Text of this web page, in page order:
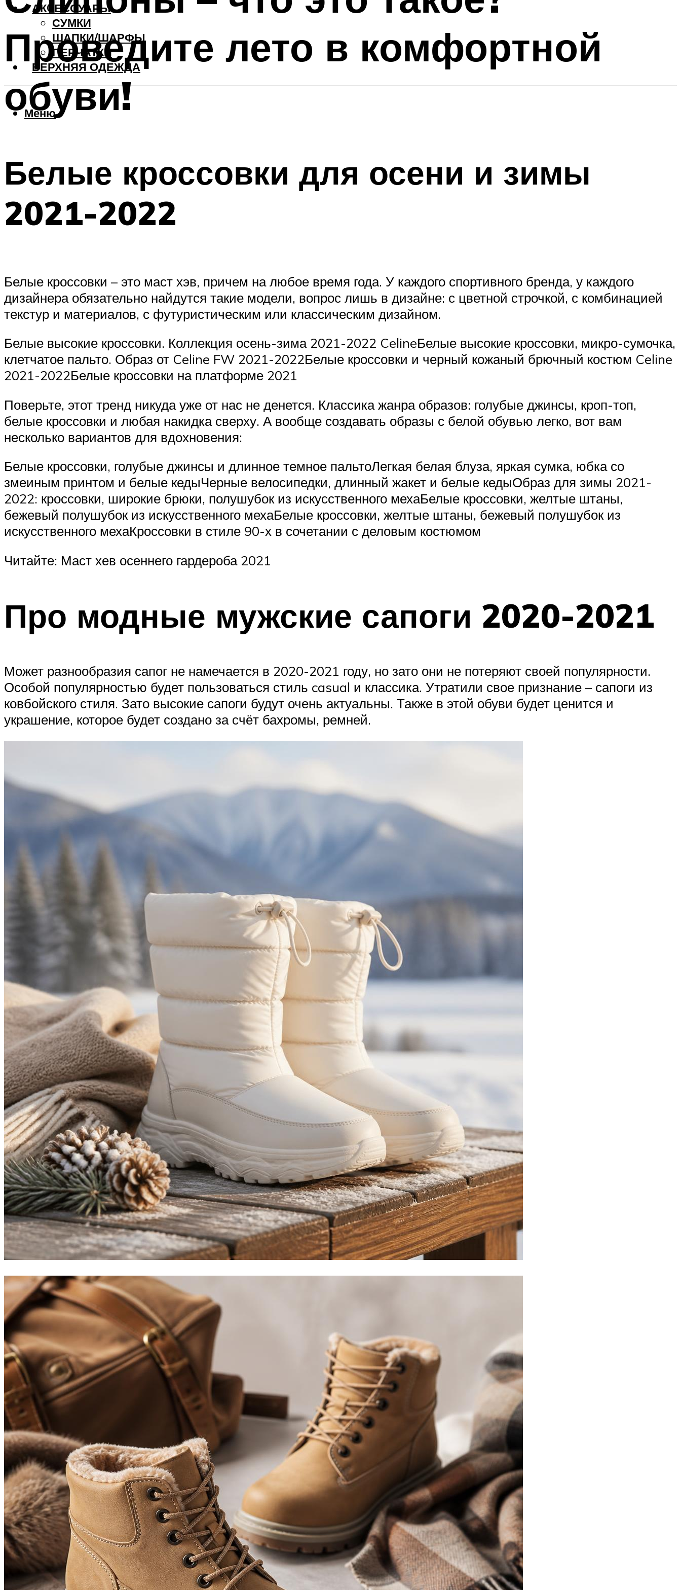
АКCЕССУАРЫ
СУМКИ
ШАПКИ/ШАРФЫ
ПЕРЧАТКИ
ВЕРХНЯЯ ОДЕЖДА
Меню
Проведите лето в комфортной
обуви!
Белые кроссовки для осени и зимы
2021-2022
Белые кроссовки – это маст хэв, причем на любое время года. У каждого спортивного бренда, у каждого
дизайнера обязательно найдутся такие модели, вопрос лишь в дизайне: с цветной строчкой, с комбинацией
текстур и материалов, с футуристическим или классическим дизайном.
Белые высокие кроссовки. Коллекция осень-зима 2021-2022 CelineБелые высокие кроссовки, микро-сумочка,
клетчатое пальто. Образ от Celine FW 2021-2022Белые кроссовки и черный кожаный брючный костюм Celine
2021-2022Белые кроссовки на платформе 2021
Поверьте, этот тренд никуда уже от нас не денется. Классика жанра образов: голубые джинсы, кроп-топ,
белые кроссовки и любая накидка сверху. А вообще создавать образы с белой обувью легко, вот вам
несколько вариантов для вдохновения:
Белые кроссовки, голубые джинсы и длинное темное пальтоЛегкая белая блуза, яркая сумка, юбка со
змеиным принтом и белые кедыЧерные велосипедки, длинный жакет и белые кедыОбраз для зимы 2021-
2022: кроссовки, широкие брюки, полушубок из искусственного мехаБелые кроссовки, желтые штаны,
бежевый полушубок из искусственного мехаБелые кроссовки, желтые штаны, бежевый полушубок из
искусственного мехаКроссовки в стиле 90-х в сочетании с деловым костюмом
Читайте: Маст хев осеннего гардероба 2021
Про модные мужские сапоги 2020-2021
Может разнообразия сапог не намечается в 2020-2021 году, но зато они не потеряют своей популярности.
Особой популярностью будет пользоваться стиль casual и классика. Утратили свое признание – сапоги из
ковбойского стиля. Зато высокие сапоги будут очень актуальны. Также в этой обуви будет ценится и
украшение, которое будет создано за счёт бахромы, ремней.